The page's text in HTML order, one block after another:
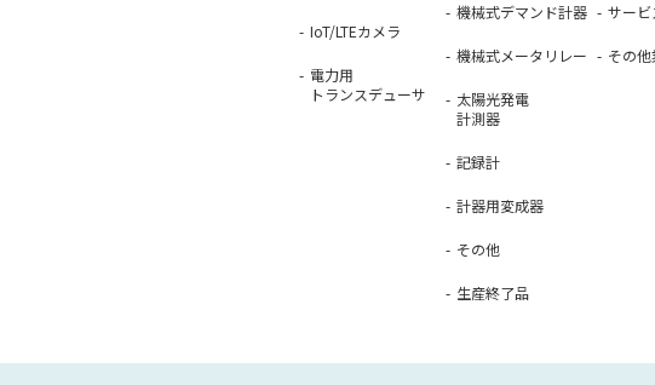
IoT/LTEカメラ
電力用
トランスデューサ
機械式デマンド計器
機械式メータリレー
太陽光発電
計測器
記録計
計器用変成器
その他
生産終了品
サー
その